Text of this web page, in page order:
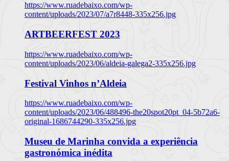
https://www.ruadebaixo.com/wp-
content/uploads/2023/07/a7r8448-335x256.jpg
ARTBEERFEST 2023
https://www.ruadebaixo.com/wp-
content/uploads/2023/06/aldeia-galega2-335x256.jpg
Festival Vinhos n’Aldeia
https://www.ruadebaixo.com/wp-
content/uploads/2023/06/488496-the20spot20pt_04-5b72a6-
original-1686744290-335x256.jpg
Museu de Marinha convida a experiência
gastronómica inédita